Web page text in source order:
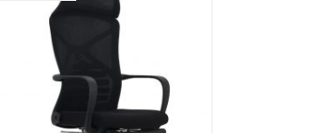
Ready Stock